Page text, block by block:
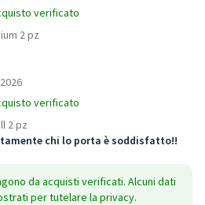
verificato
2 pz
verificato
2 pz
chi lo porta è soddisfatto!!
da acquisti verificati. Alcuni dati
per tutelare la privacy.